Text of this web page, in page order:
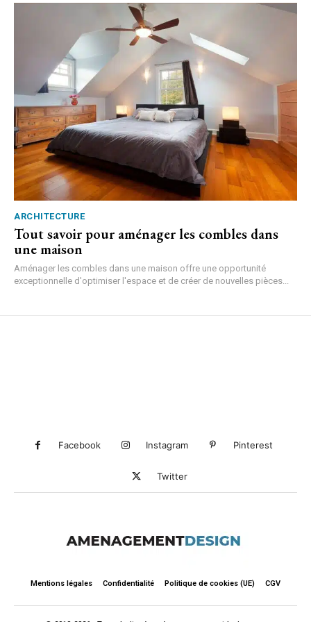
ARCHITECTURE
Tout savoir pour aménager les combles dans
une maison
Aménager les combles dans une maison offre une opportunité
exceptionnelle d'optimiser l'espace et de créer de nouvelles pièces...
Facebook Instagram Pinterest
Twitter
Mentions légales Confidentialité Politique de cookies (UE) CGV